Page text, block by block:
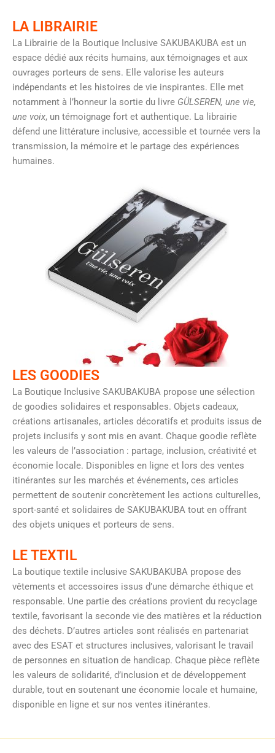
LA LIBRAIRIE
La Librairie de la Boutique Inclusive SAKUBAKUBA est un
espace dédié aux récits humains, aux témoignages et aux
ouvrages porteurs de sens. Elle valorise les auteurs
indépendants et les histoires de vie inspirantes. Elle met
notamment à l’honneur la sortie du livre GÜLSEREN, une vie,
une voix, un témoignage fort et authentique. La librairie
défend une littérature inclusive, accessible et tournée vers la
transmission, la mémoire et le partage des expériences
humaines.
LES GOODIES
La Boutique Inclusive SAKUBAKUBA propose une sélection
de goodies solidaires et responsables. Objets cadeaux,
créations artisanales, articles décoratifs et produits issus de
projets inclusifs y sont mis en avant. Chaque goodie reflète
les valeurs de l’association : partage, inclusion, créativité et
économie locale. Disponibles en ligne et lors des ventes
itinérantes sur les marchés et événements, ces articles
permettent de soutenir concrètement les actions culturelles,
sport-santé et solidaires de SAKUBAKUBA tout en offrant
des objets uniques et porteurs de sens.
LE TEXTIL
La boutique textile inclusive SAKUBAKUBA propose des
vêtements et accessoires issus d’une démarche éthique et
responsable. Une partie des créations provient du recyclage
textile, favorisant la seconde vie des matières et la réduction
des déchets. D’autres articles sont réalisés en partenariat
avec des ESAT et structures inclusives, valorisant le travail
de personnes en situation de handicap. Chaque pièce reflète
les valeurs de solidarité, d’inclusion et de développement
durable, tout en soutenant une économie locale et humaine,
disponible en ligne et sur nos ventes itinérantes.